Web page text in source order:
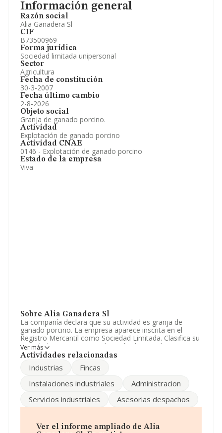
Información general
Razón social
Alia Ganadera Sl
CIF
B73500969
Forma jurídica
Sociedad limitada unipersonal
Sector
Agricultura
Fecha de constitución
30-3-2007
Fecha último cambio
2-8-2026
Objeto social
Granja de ganado porcino.
Actividad
Explotación de ganado porcino
Actividad CNAE
0146 - Explotación de ganado porcino
Estado de la empresa
Viva
Sobre Alia Ganadera Sl
La compañía declara que su actividad es granja de
ganado porcino. La empresa aparece inscrita en el
Registro Mercantil como Sociedad Limitada. Clasifica su
actividad CNAE como 'Explotación de ganado porcino',
código 0146. La sociedad no tiene actividad en
en cuenta la información disponible en INFORMA, ha
media de sector.
INFORMA, atendiendo a los niveles de facturación,
Ver más
Actividades relacionadas
Industrias
Fincas
Instalaciones industriales
Administracion
Servicios industriales
Asesorias despachos
Ver el informe ampliado de Alia